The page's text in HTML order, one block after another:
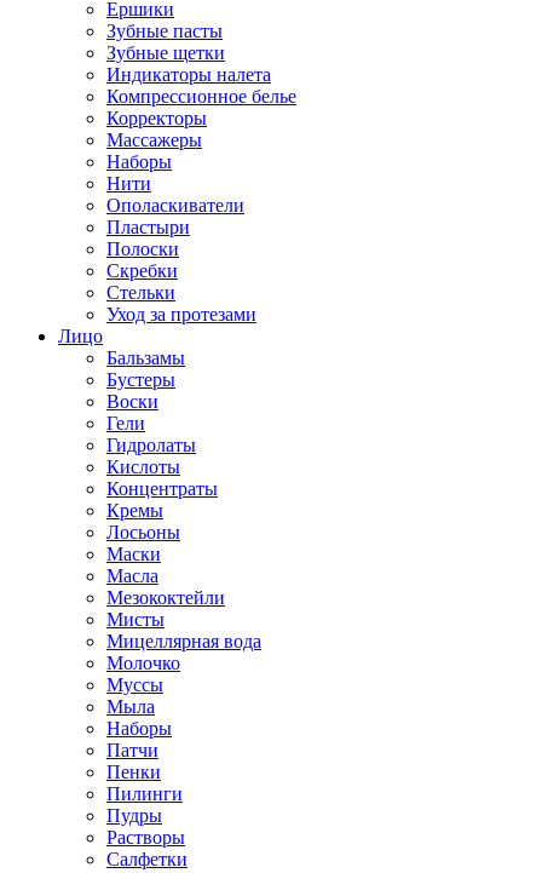
Ершики
Зубные пасты
Зубные щетки
Индикаторы налета
Компрессионное белье
Корректоры
Массажеры
Наборы
Нити
Ополаскиватели
Пластыри
Полоски
Скребки
Стельки
Уход за протезами
Лицо
Бальзамы
Бустеры
Воски
Гели
Гидролаты
Кислоты
Концентраты
Кремы
Лосьоны
Маски
Масла
Мезококтейли
Мисты
Мицеллярная вода
Молочко
Муссы
Мыла
Наборы
Патчи
Пенки
Пилинги
Пудры
Растворы
Салфетки